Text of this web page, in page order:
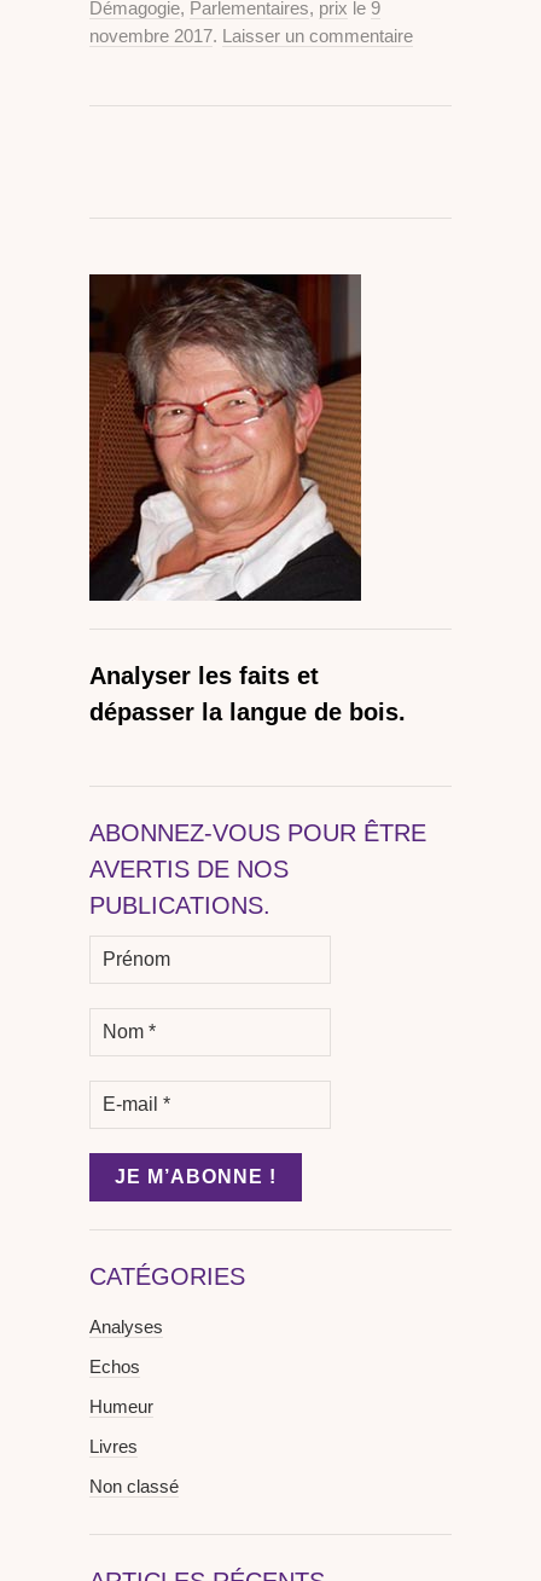
Démagogie, Parlementaires, prix le 9
novembre 2017. Laisser un commentaire
Analyser les faits et
dépasser la langue de bois.
ABONNEZ-VOUS POUR ÊTRE
AVERTIS DE NOS
PUBLICATIONS.
CATÉGORIES
Analyses
Echos
Humeur
Livres
Non classé